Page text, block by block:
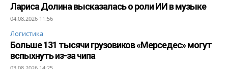
Лариса Долина высказалась о роли ИИ в музыке
04.08.2026 11:56
Логистика
Больше 131 тысячи грузовиков «Мерседес» могут
вспыхнуть из-за чипа